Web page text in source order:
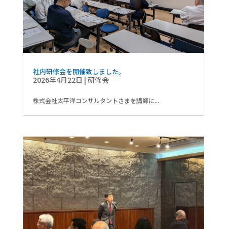
社内研修会を開催致しました。
2026年4月22日 | 研修会
株式会社太平洋コンサルタントさまを講師に...